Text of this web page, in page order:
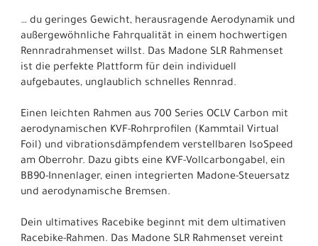
… du geringes Gewicht, herausragende Aerodynamik und
außergewöhnliche Fahrqualität in einem hochwertigen
Rennradrahmenset willst. Das Madone SLR Rahmenset
ist die perfekte Plattform für dein individuell
aufgebautes, unglaublich schnelles Rennrad.
Einen leichten Rahmen aus 700 Series OCLV Carbon mit
aerodynamischen KVF-Rohrprofilen (Kammtail Virtual
Foil) und vibrationsdämpfendem verstellbaren IsoSpeed
am Oberrohr. Dazu gibts eine KVF-Vollcarbongabel, ein
BB90-Innenlager, einen integrierten Madone-Steuersatz
und aerodynamische Bremsen.
Dein ultimatives Racebike beginnt mit dem ultimativen
Racebike-Rahmen. Das Madone SLR Rahmenset vereint